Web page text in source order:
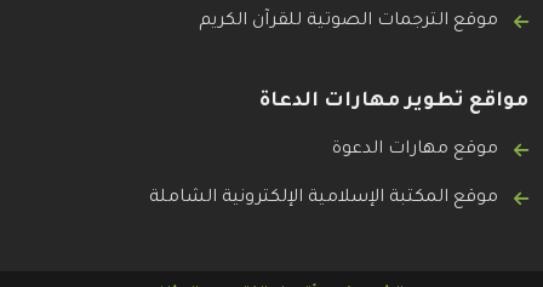
موقع الترجمات الصوتية للقرآن الكريم
مواقع تطوير مهارات الدعاة
موقع مهارات الدعوة
موقع المكتبة الإسلامية الإلكترونية الشاملة